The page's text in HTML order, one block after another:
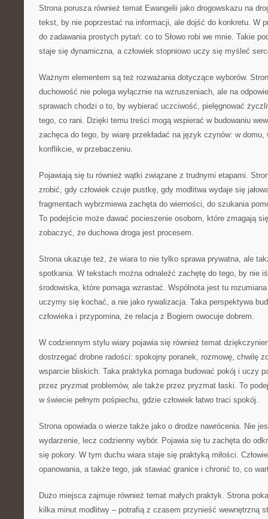
Strona porusza również temat Ewangelii jako drogowskazu na
tekst, by nie poprzestać na informacji, ale dojść do konkretu. W
do zadawania prostych pytań: co to Słowo robi we mnie. Takie
staje się dynamiczna, a człowiek stopniowo uczy się myśleć
Ważnym elementem są też rozważania dotyczące wyborów.
duchowość nie polega wyłącznie na wzruszeniach, ale na
sprawach chodzi o to, by wybierać uczciwość, pielęgnować
tego, co rani. Dzięki temu treści mogą wspierać w budowaniu
zachęca do tego, by wiarę przekładać na język czynów: w domu,
konflikcie, w przebaczeniu.
Pojawiają się tu również wątki związane z trudnymi etapami.
zrobić, gdy człowiek czuje pustkę, gdy modlitwa wydaje się
fragmentach wybrzmiewa zachęta do wierności, do szukania
To podejście może dawać pocieszenie osobom, które zmagają
zobaczyć, że duchowa droga jest procesem.
Strona ukazuje też, że wiara to nie tylko sprawa prywatna, ale
spotkania. W tekstach można odnaleźć zachętę do tego, by nie
środowiska, które pomaga wzrastać. Wspólnota jest tu
uczymy się kochać, a nie jako rywalizacja. Taka perspektywa
człowieka i przypomina, że relacja z Bogiem owocuje dobrem.
W codziennym stylu wiary pojawia się również temat
dostrzegać drobne radości: spokojny poranek, rozmowę, chwilę
wsparcie bliskich. Taka praktyka pomaga budować pokój i uczy
przez pryzmat problemów, ale także przez pryzmat łaski. To
w świecie pełnym pośpiechu, gdzie człowiek łatwo traci spokój.
Strona opowiada o wierze także jako o drodze nawrócenia. Nie
wydarzenie, lecz codzienny wybór. Pojawia się tu zachęta do
się pokory. W tym duchu wiara staje się praktyką miłości.
opanowania, a także tego, jak stawiać granice i chronić to, co
Dużo miejsca zajmuje również temat małych praktyk. Strona
kilka minut modlitwy – potrafią z czasem przynieść wewnętrzną